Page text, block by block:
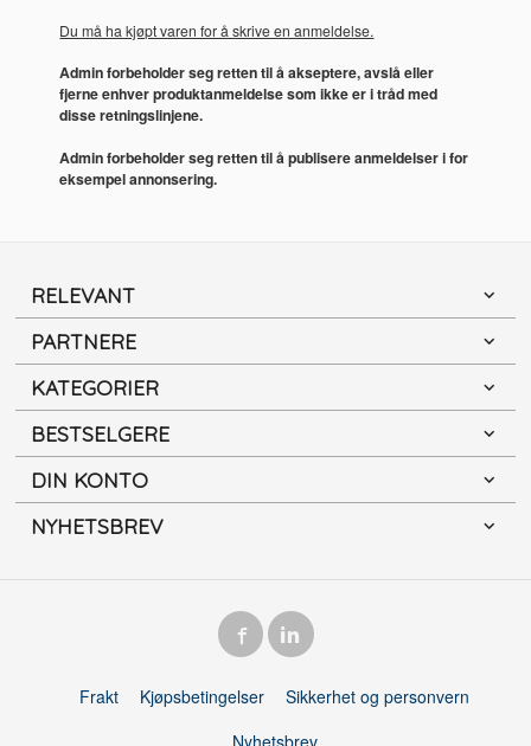
Du må ha kjøpt varen for å skrive en anmeldelse.
Admin forbeholder seg retten til å akseptere, avslå eller
fjerne enhver produktanmeldelse som ikke er i tråd med
disse retningslinjene.
Admin forbeholder seg retten til å publisere anmeldelser i for
eksempel annonsering.
RELEVANT
PARTNERE
KATEGORIER
BESTSELGERE
DIN KONTO
NYHETSBREV
Frakt Kjøpsbetingelser
Sikkerhet og personvern
Nyhetsbrev